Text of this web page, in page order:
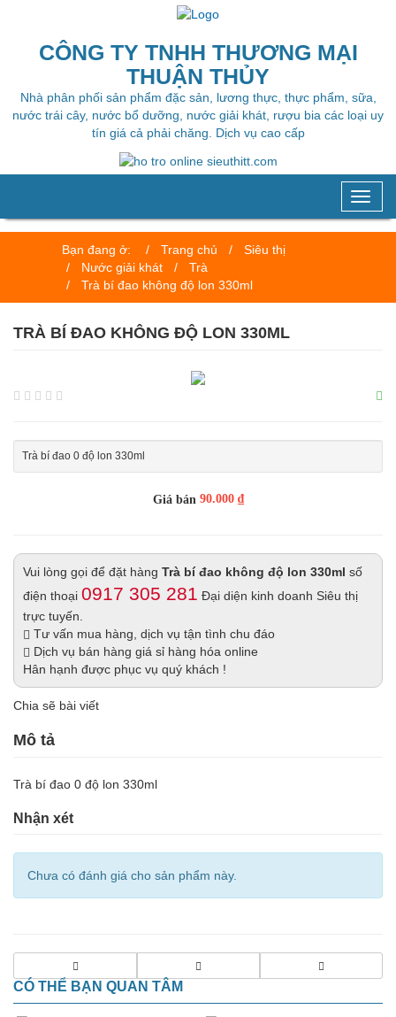
CÔNG TY TNHH THƯƠNG MẠI
THUẬN THỦY
Nhà phân phối sản phẩm đặc sản, lương thực, thực phẩm, sữa,
nước trái cây, nước bổ dưỡng, nước giải khát, rượu bia các loại uy
tín giá cả phải chăng. Dịch vụ cao cấp
Bạn đang ở:
Trang chủ
Siêu thị
Nước giải khát
Trà
Trà bí đao không độ lon 330ml
TRÀ BÍ ĐAO KHÔNG ĐỘ LON 330ML
Trà bí đao 0 độ lon 330ml
Giá bán 90.000 ₫
Vui lòng gọi để đặt hàng Trà bí đao không độ lon 330ml số
điện thoại 0917 305 281 Đại diện kinh doanh Siêu thị
trực tuyến.
Tư vấn mua hàng, dịch vụ tận tình chu đáo
Dịch vụ bán hàng giá sỉ hàng hóa online
Hân hạnh được phục vụ quý khách !
Chia sẽ bài viết
Mô tả
Trà bí đao 0 độ lon 330ml
Nhận xét
Chưa có đánh giá cho sản phẩm này.
CÓ THỂ BẠN QUAN TÂM